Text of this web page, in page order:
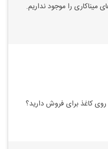
را موجود نداریم.
روی کاغذ برای فروش دارید؟